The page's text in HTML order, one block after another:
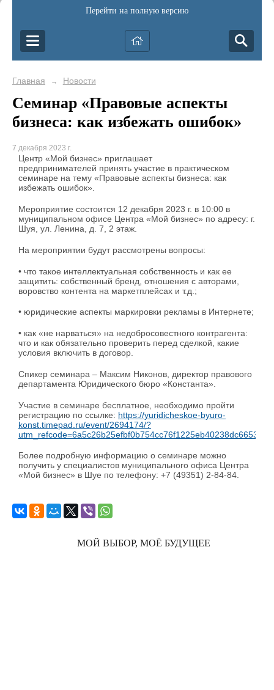
Перейти на полную версию
Главная → Новости
Семинар «Правовые аспекты
бизнеса: как избежать ошибок»
7 декабря 2023 г.
Центр «Мой бизнес» приглашает
предпринимателей принять участие в практическом
семинаре на тему «Правовые аспекты бизнеса: как
избежать ошибок».
Мероприятие состоится 12 декабря 2023 г. в 10:00 в
муниципальном офисе Центра «Мой бизнес» по адресу: г.
Шуя, ул. Ленина, д. 7, 2 этаж.
На мероприятии будут рассмотрены вопросы:
• что такое интеллектуальная собственность и как ее
защитить: собственный бренд, отношения с авторами,
воровство контента на маркетплейсах и т.д.;
• юридические аспекты маркировки рекламы в Интернете;
• как «не нарваться» на недобросовестного контрагента:
что и как обязательно проверить перед сделкой, какие
условия включить в договор.
Спикер семинара – Максим Никонов, директор правового
департамента Юридического бюро «Константа».
Участие в семинаре бесплатное, необходимо пройти
регистрацию по ссылке: https://yuridicheskoe-byuro-
konst.timepad.ru/event/2694174/?
utm_refcode=6a5c26b25efbf0b754cc76f1225eb40238dc6653
Более подробную информацию о семинаре можно
получить у специалистов муниципального офиса Центра
«Мой бизнес» в Шуе по телефону: +7 (49351) 2-84-84.
МОЙ ВЫБОР, МОЁ БУДУЩЕЕ